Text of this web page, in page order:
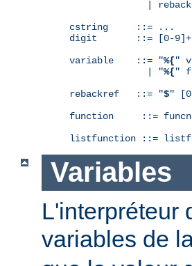
cstring     ::= ...
digit       ::= [0-9]+
variable    ::= "%{"
              | "
%{"
rebackref   ::= "$"
function     ::=
listfunction ::=
Variables
L'interpréteur
variables de